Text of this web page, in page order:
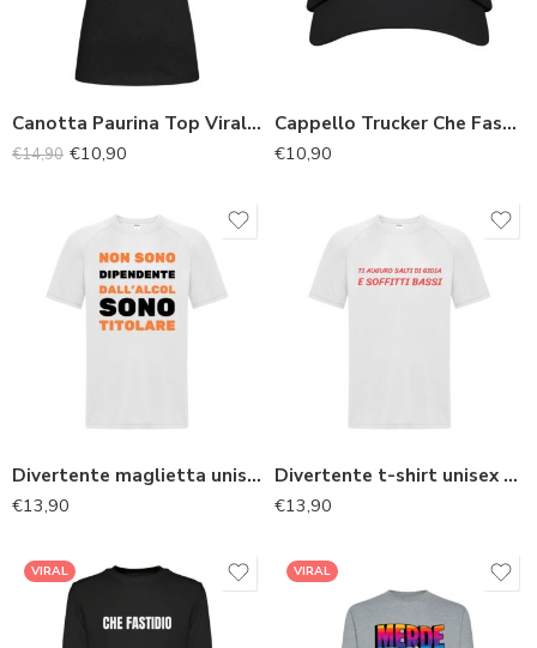
Canotta Paurina Top Virale con Frase Ironica
€14,90 €10,90
Cappello Trucker Che Fastidio
€10,90
Divertente maglietta unisex “Non sono dipendente dall’alcol, sono titolare”
€13,90
Divertente t-shirt unisex “Ti auguro salti di gioia e soffitti bassi”
€13,90
VIRAL VIRAL